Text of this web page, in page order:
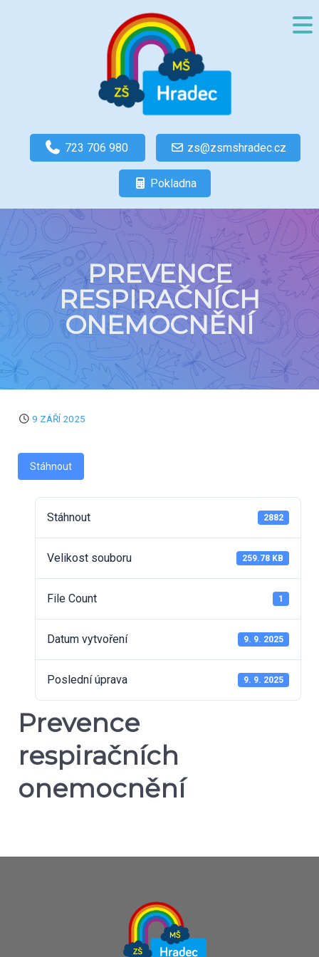
723 706 980 zs@zsmshradec.cz
Pokladna
PREVENCE
RESPIRAČNÍCH
ONEMOCNĚNÍ
9 ZÁŘÍ 2025
Stáhnout
Stáhnout 2882
Velikost souboru 259.78 KB
File Count 1
Datum vytvoření 9. 9. 2025
Poslední úprava 9. 9. 2025
Prevence
respiračních
onemocnění